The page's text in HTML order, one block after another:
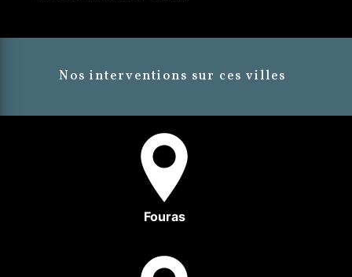
Nos interventions sur ces villes
Fouras